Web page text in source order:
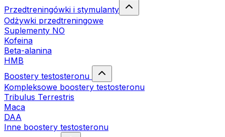
Przedtreningówki i stymulanty
Odżywki przedtreningowe
Suplementy NO
Kofeina
Beta-alanina
HMB
Boostery testosteronu
Kompleksowe boostery testosteronu
Tribulus Terrestris
Maca
DAA
Inne boostery testosteronu